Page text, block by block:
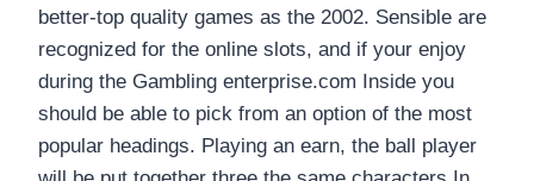
better-top quality games as the 2002. Sensible are
recognized for the online slots, and if your enjoy
during the Gambling enterprise.com Inside you
should be able to pick from an option of the most
popular headings. Playing an earn, the ball player